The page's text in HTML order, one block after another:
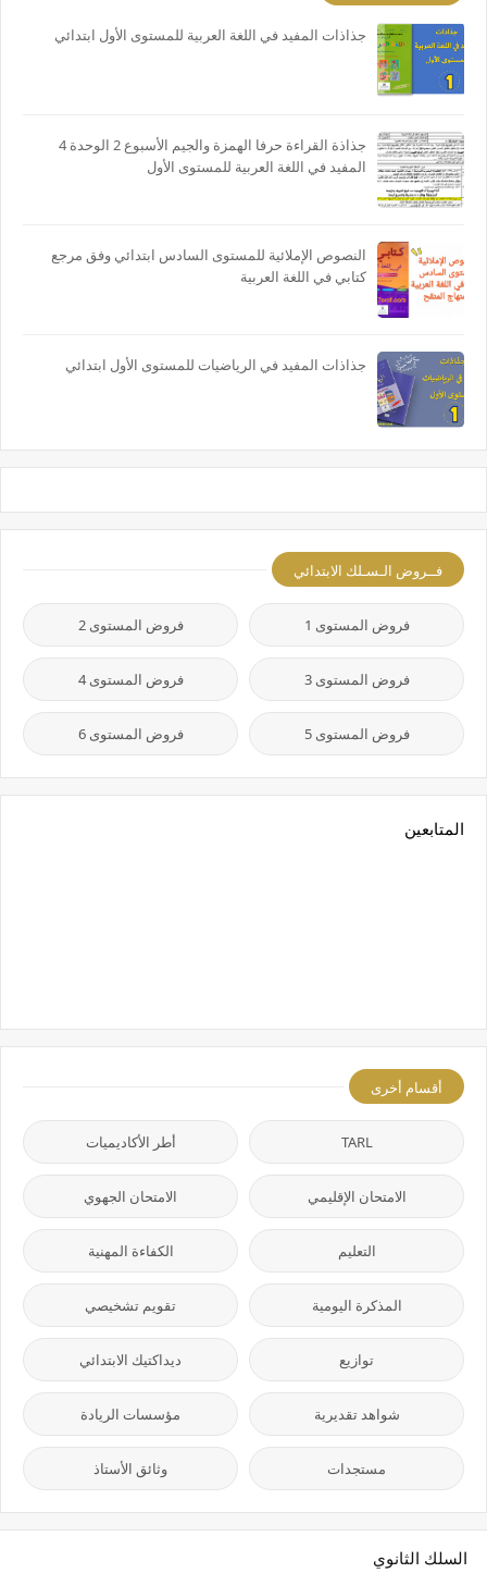
جذاذات المفيد في اللغة العربية للمستوى الأول ابتدائي
جذاذة القراءة حرفا الهمزة والجيم الأسبوع 2 الوحدة 4
المفيد في اللغة العربية للمستوى الأول
النصوص الإملائية للمستوى السادس ابتدائي وفق مرجع
كتابي في اللغة العربية
جذاذات المفيد في الرياضيات للمستوى الأول ابتدائي
فــروض الـسـلك الابتدائي
فروض المستوى 1 فروض المستوى 2
فروض المستوى 3 فروض المستوى 4
فروض المستوى 5 فروض المستوى 6
المتابعين
أقسام أخرى
TARL أطر الأكاديميات
الامتحان الإقليمي الامتحان الجهوي
التعليم الكفاءة المهنية
المذكرة اليومية تقويم تشخيصي
توازيع ديداكتيك الابتدائي
شواهد تقديرية مؤسسات الريادة
مستجدات وثائق الأستاذ
السلك الثانوي